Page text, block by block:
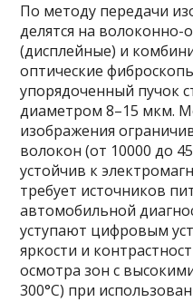
По методу передачи
делятся на
(дисплейные) и
оптические
упорядоченный пучок
диаметром 8–15 мкм.
изображения
волокон (от 10000 до
устойчив к
требует источников
автомобильной
уступают цифровым
яркости и
осмотра зон с
300°C) при